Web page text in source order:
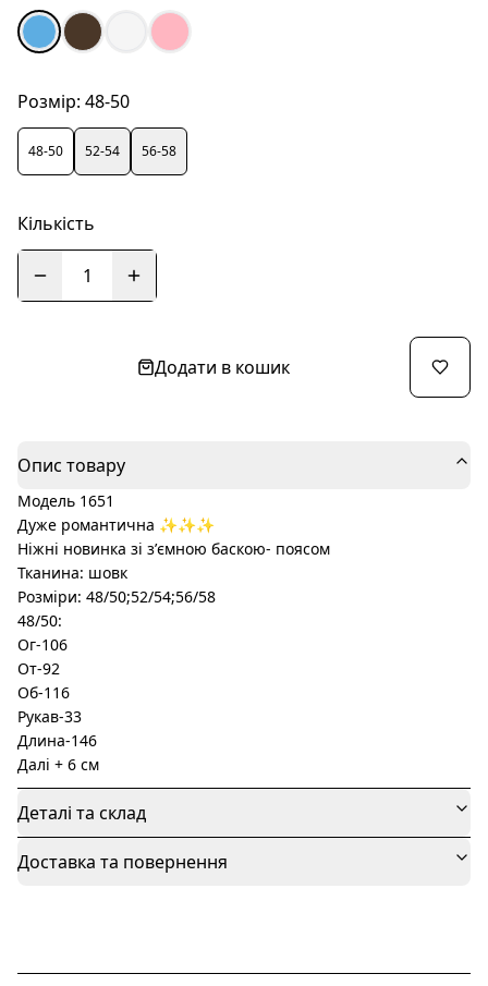
Розмір: 48-50
48-50 52-54 56-58
Кількість
1
Додати в кошик
Опис товару
Модель 1651
Дуже романтична ✨✨✨
Ніжні новинка зі зʼємною баскою- поясом
Тканина: шовк
Розміри: 48/50;52/54;56/58
48/50:
Ог-106
От-92
Об-116
Рукав-33
Длина-146
Далі + 6 см
Деталі та склад
Доставка та повернення